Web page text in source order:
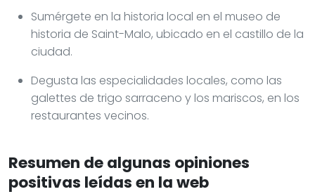
Sumérgete en la historia local en el museo de
historia de Saint-Malo, ubicado en el castillo de la
ciudad.
Degusta las especialidades locales, como las
galettes de trigo sarraceno y los mariscos, en los
restaurantes vecinos.
Resumen de algunas opiniones
positivas leídas en la web